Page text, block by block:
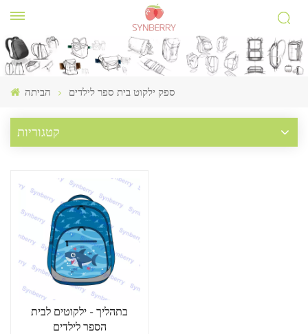
הביתה ספק ילקוט בית ספר לילדים
קטגוריות
בתהליך - ילקוטים לבית
הספר לילדים